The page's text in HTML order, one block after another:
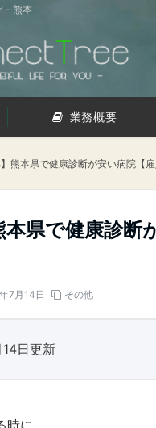
- 熊本
業務概要
】熊本県で健康診断が安い病院【
本県で健康診断
7月14日 その他
日更新
時に…